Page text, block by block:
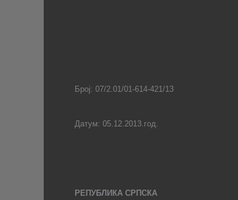
Број: 07/2.01/01-614-421/13
Датум: 05. 12.2013.год.
РЕПУБЛИКА СРПСКА